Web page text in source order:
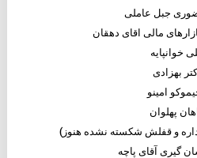
جبل عاملی
مالی اقای دهقان
خوانپایه
بهزادی
امینو
پهلوان
و قفلش شکسته نشده هنوز)
گیری آقای پاچه